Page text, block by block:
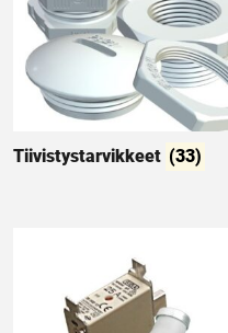
Tiivistystarvikkeet (33)